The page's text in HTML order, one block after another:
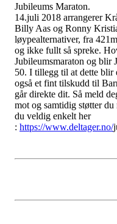
Jubileums Maraton.
14.juli 2018 arrangerer
Billy Aas og Ronny
løypealternativer, fra
og ikke fullt så spreke.
Jubileumsmaraton og blir
50. I tillegg til at dette blir
også et fint tilskudd til
går direkte dit. Så meld
mot og samtidig støtter
du veldig enkelt her
: https://www.deltager.no/